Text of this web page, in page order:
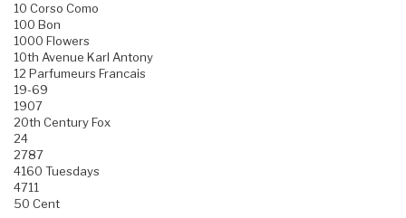
10 Corso Como
100 Bon
1000 Flowers
10th Avenue Karl Antony
12 Parfumeurs Francais
19-69
1907
20th Century Fox
24
2787
4160 Tuesdays
4711
50 Cent